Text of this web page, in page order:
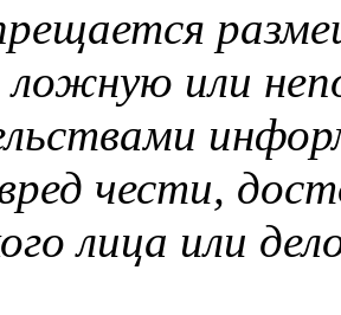
ложную или
чести,
лица или